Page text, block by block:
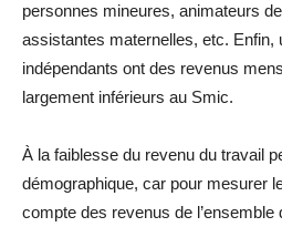
personnes mineures, animateurs
assistantes maternelles, etc. Enfin,
indépendants ont des revenus
largement inférieurs au Smic.
À la faiblesse du revenu du travail
démographique, car pour mesurer
compte des revenus de